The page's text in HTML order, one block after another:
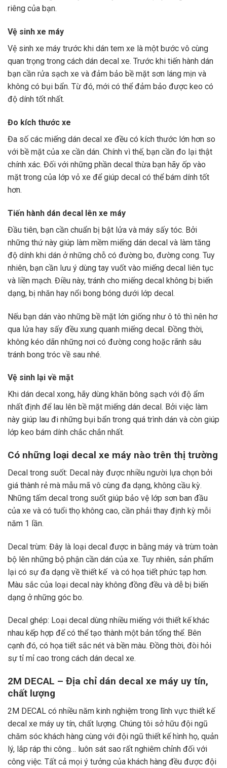
riêng của bạn.
Vệ sinh xe máy
Vệ sinh xe máy trước khi dán tem xe là một bước vô cùng
quan trọng trong cách dán decal xe. Trước khi tiến hành dán
bạn cần rửa sạch xe và đảm bảo bề mặt sơn láng mịn và
không có bụi bẩn. Từ đó, mới có thể đảm bảo được keo có
độ dính tốt nhất.
Đo kích thước xe
Đa số các miếng dán decal xe đều có kích thước lớn hơn so
với bề mặt của xe cần dán. Chính vì thế, bạn cần đo lại thật
chính xác. Đối với những phần decal thừa bạn hãy ốp vào
mặt trong của lớp vỏ xe để giúp decal có thể bám dính tốt
hơn.
Tiến hành dán decal lên xe máy
Đầu tiên, bạn cần chuẩn bị bật lửa và máy sấy tóc. Bởi
những thứ này giúp làm mềm miếng dán decal và làm tăng
độ dính khi dán ở những chỗ có đường bo, đường cong. Tuy
nhiên, bạn cần lưu ý dùng tay vuốt vào miếng decal liên tục
và liền mạch. Điều này, tránh cho miếng decal không bị biến
dạng, bị nhăn hay nổi bong bóng dưới lớp decal.
Nếu bạn dán vào những bề mặt lớn giống như ô tô thì nên hơ
qua lửa hay sấy đều xung quanh miếng decal. Đồng thời,
không kéo dãn những nơi có đường cong hoặc rãnh sâu
tránh bong tróc về sau nhé.
Vệ sinh lại về mặt
Khi dán decal xong, hãy dùng khăn bông sạch với độ ẩm
nhất định để lau lên bề mặt miếng dán decal. Bởi việc làm
này giúp lau đi những bụi bẩn trong quá trình dán và còn giúp
lớp keo bám dính chắc chắn nhất.
Có những loại decal xe máy nào trên thị trường
Decal trong suốt: Decal này được nhiều người lựa chọn bởi
giá thành rẻ mà mẫu mã vô cùng đa dạng, không cầu kỳ.
Những tấm decal trong suốt giúp bảo vệ lớp sơn ban đầu
của xe và có tuổi thọ không cao, cần phải thay định kỳ mỗi
năm 1 lần.
Decal trùm: Đây là loại decal được in bằng máy và trùm toàn
bộ lên những bộ phận cần dán của xe. Tuy nhiên, sản phẩm
lại có sự đa dạng về thiết kế và có họa tiết phức tạp hơn.
Màu sắc của loại decal này không đồng đều và dễ bị biến
dạng ở những góc bo.
Decal ghép: Loại decal dùng nhiều miếng với thiết kế khác
nhau kếp hợp để có thể tạo thành một bản tổng thể. Bên
cạnh đó, có họa tiết sắc nét và bền màu. Đồng thời, đòi hỏi
sự tỉ mỉ cao trong cách dán decal xe.
2M DECAL – Địa chỉ dán decal xe máy uy tín,
chất lượng
2M DECAL có nhiều năm kinh nghiệm trong lĩnh vực thiết kế
decal xe máy uy tín, chất lượng. Chúng tôi sở hữu đội ngũ
chăm sóc khách hàng cùng với đội ngũ thiết kế hình họ, quản
lý, lắp ráp thi công… luôn sát sao rất nghiêm chỉnh đối với
công việc. Tất cả mọi ý tưởng của khách hàng đều được đội